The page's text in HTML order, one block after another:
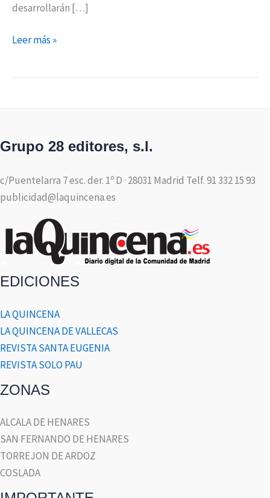
desarrollarán […]
Leer más »
Grupo 28 editores, s.l.
c/Puentelarra 7 esc. der. 1º D · 28031 Madrid Telf. 91 332 15 93
publicidad@laquincena.es
EDICIONES
LA QUINCENA
LA QUINCENA DE VALLECAS
REVISTA SANTA EUGENIA
REVISTA SOLO PAU
ZONAS
ALCALA DE HENARES
SAN FERNANDO DE HENARES
TORREJON DE ARDOZ
COSLADA